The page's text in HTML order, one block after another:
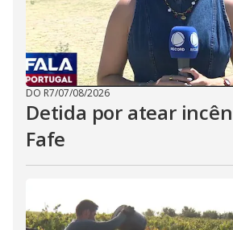
DO R7/07/08/2026
Detida por atear
Fafe